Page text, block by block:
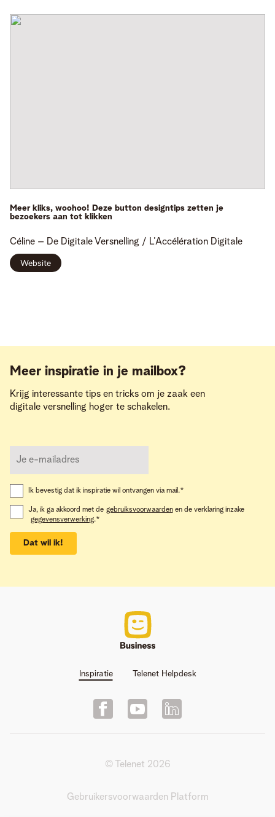
Meer kliks, woohoo! Deze button designtips zetten je
bezoekers aan tot klikken
Céline – De Digitale Versnelling / L’Accélération Digitale
Website
Meer inspiratie in je mailbox?
Krijg interessante tips en tricks om je zaak een
digitale versnelling hoger te schakelen.
Ik bevestig dat ik inspiratie wil ontvangen via mail.*
Ja, ik ga akkoord met de gebruiksvoorwaarden en de verklaring inzake
gegevensverwerking.*
Dat wil ik!
Inspiratie Telenet Helpdesk
© Telenet 2026
Gebruikersvoorwaarden Platform